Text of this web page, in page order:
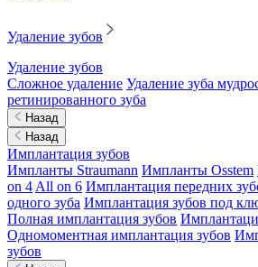
Удаление зубов
Удаление зубов
Сложное удаление Удаление зуба
ретинированного зуба
Назад
Назад
Имплантация зубов
Импланты Straumann Импланты Osstem
on 4 All on 6 Имплантация передних
одного зуба Имплантация зубов под
Полная имплантация зубов
Одномоментная имплантация зубов
зубов